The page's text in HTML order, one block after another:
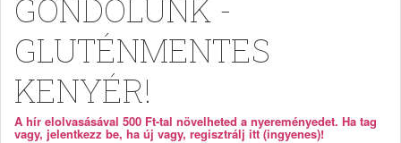
GONDOLUNK -
GLUTÉNMENTES
KENYÉR!
A hír elolvasásával 500 Ft-tal növelheted a nyereményedet. Ha tag
vagy, jelentkezz be, ha új vagy, regisztrálj itt (ingyenes)!